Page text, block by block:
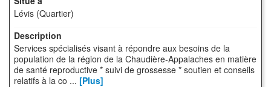
Lévis (Quartier)
Services spécialisés visant à répondre aux besoins de la
population de la région de la Chaudière-Appalaches en matière
de santé reproductive * suivi de grossesse * soutien et conseils
relatifs à la co ... [Plus]